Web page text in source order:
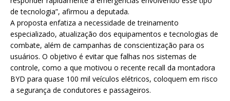
de tecnologia”, afirmou a deputada.
A proposta enfatiza a necessidade de treinamento
especializado, atualização dos equipamentos e tecnologias de
combate, além de campanhas de conscientização para os
usuários. O objetivo é evitar que falhas nos sistemas de
controle, como a que motivou o recente recall da montadora
BYD para quase 100 mil veículos elétricos, coloquem em risco
a segurança de condutores e passageiros.